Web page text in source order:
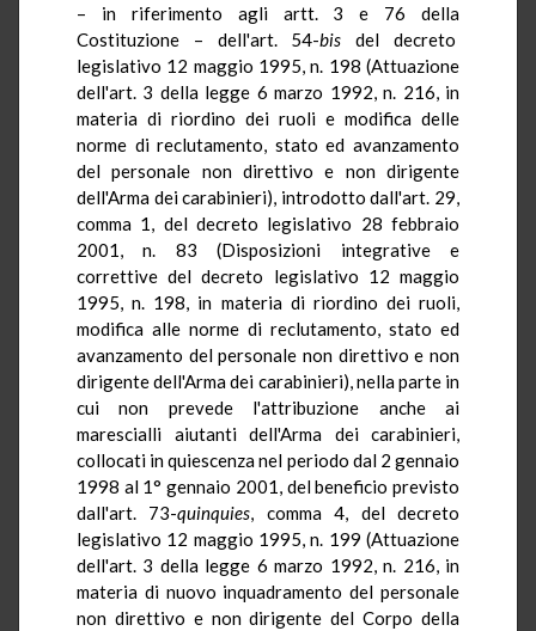
– in riferimento agli artt. 3 e 76 della
Costituzione – dell'art. 54-bis del decreto
legislativo 12 maggio 1995, n. 198 (Attuazione
dell'art. 3 della legge 6 marzo 1992, n. 216, in
materia di riordino dei ruoli e modifica delle
norme di reclutamento, stato ed avanzamento
del personale non direttivo e non dirigente
dell'Arma dei carabinieri), introdotto dall'art. 29,
comma 1, del decreto legislativo 28 febbraio
2001, n. 83 (Disposizioni integrative e
correttive del decreto legislativo 12 maggio
1995, n. 198, in materia di riordino dei ruoli,
modifica alle norme di reclutamento, stato ed
avanzamento del personale non direttivo e non
dirigente dell'Arma dei carabinieri), nella parte in
cui non prevede l'attribuzione anche ai
marescialli aiutanti dell'Arma dei carabinieri,
collocati in quiescenza nel periodo dal 2 gennaio
1998 al 1° gennaio 2001, del beneficio previsto
dall'art. 73-quinquies, comma 4, del decreto
legislativo 12 maggio 1995, n. 199 (Attuazione
dell'art. 3 della legge 6 marzo 1992, n. 216, in
materia di nuovo inquadramento del personale
non direttivo e non dirigente del Corpo della